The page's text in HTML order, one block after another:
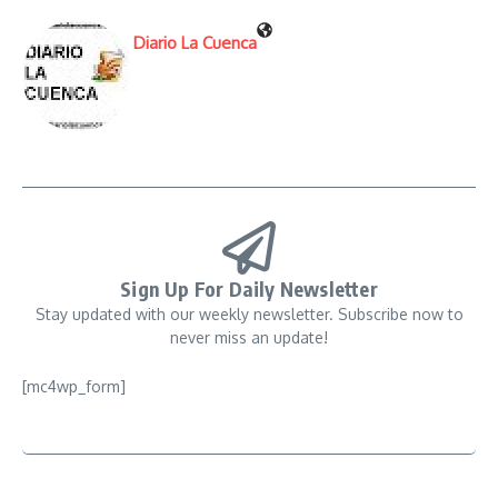
Diario La Cuenca
Sign Up For Daily Newsletter
Stay updated with our weekly newsletter. Subscribe now to
never miss an update!
[mc4wp_form]